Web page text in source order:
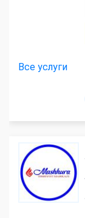
Все услуги